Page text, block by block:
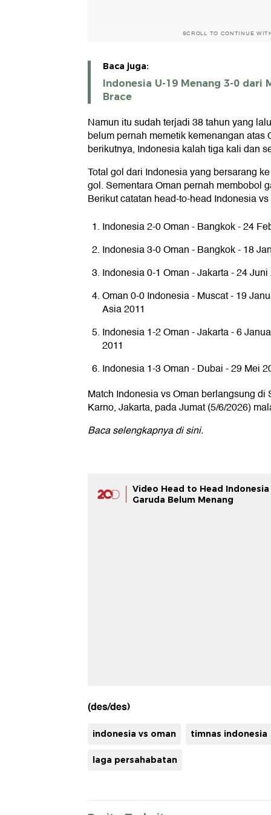
SCROLL TO CONTINUE
Baca juga:
Indonesia U-19 Menang 3-0 dari
Brace
Namun itu sudah terjadi 38 tahun yang
belum pernah memetik kemenangan atas
berikutnya, Indonesia kalah tiga kali dan
Total gol dari Indonesia yang bersarang
gol. Sementara Oman pernah membobol
Berikut catatan head-to-head Indonesia vs
Indonesia 2-0 Oman - Bangkok - 24
Indonesia 3-0 Oman - Bangkok - 18
Indonesia 0-1 Oman - Jakarta - 24
Oman 0-0 Indonesia - Muscat - 19
Asia 2011
Indonesia 1-2 Oman - Jakarta - 6
2011
Indonesia 1-3 Oman - Dubai - 29 Mei
Match Indonesia vs Oman berlangsung
Karno, Jakarta, pada Jumat (5/6/2026)
Baca selengkapnyadi sini.
Video Head to Head
Garuda Belum Menang
(des/des)
indonesia vs oman timnas indonesia
laga persahabatan